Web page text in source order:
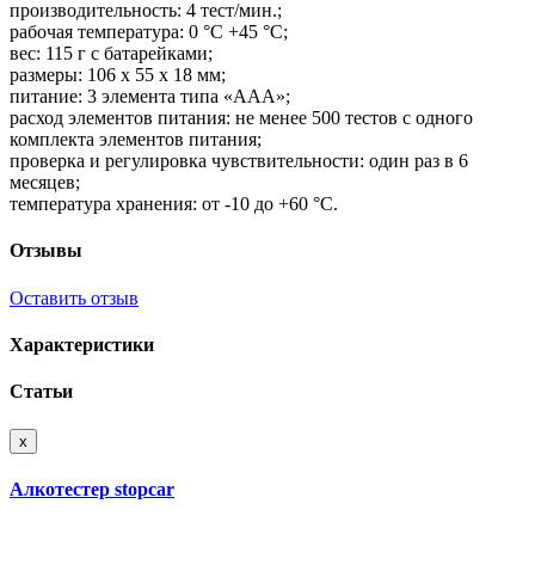
производительность: 4 тест/мин.;
рабочая температура: 0 °С +45 °С;
вес: 115 г с батарейками;
размеры: 106 х 55 х 18 мм;
питание: 3 элемента типа «ААА»;
расход элементов питания: не менее 500 тестов с одного
комплекта элементов питания;
проверка и регулировка чувствительности: один раз в 6
месяцев;
температура хранения: от -10 до +60 °С.
Отзывы
Оставить отзыв
Характеристики
Статьи
x
Алкотестер stopcar